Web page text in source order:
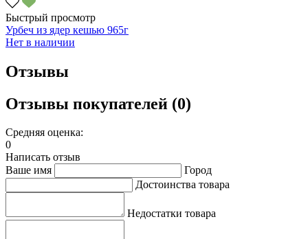
Быстрый просмотр
Урбеч из ядер кешью 965г
Нет в наличии
Отзывы
Отзывы покупателей (0)
Средняя оценка:
0
Написать отзыв
Ваше имя
Город
Достоинства товара
Недостатки товара